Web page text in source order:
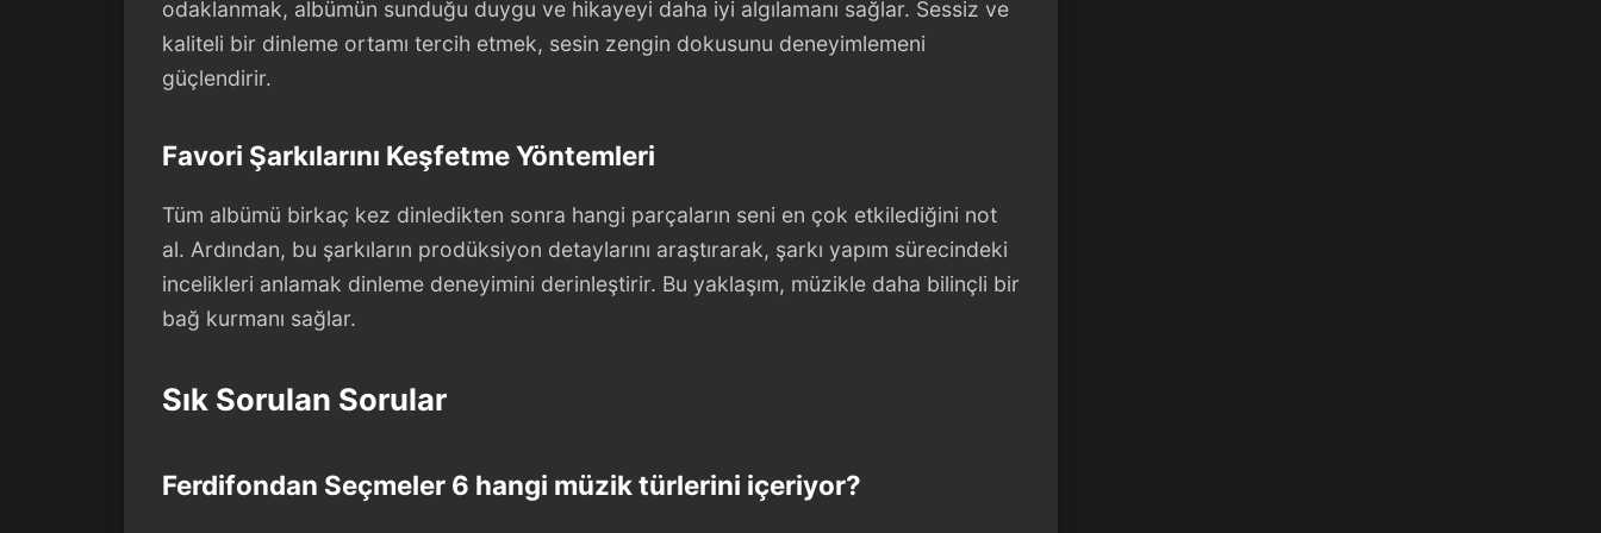
odaklanmak, albümün sunduğu duygu ve hikayeyi daha iyi algılamanı sağlar. Sessiz ve
kaliteli bir dinleme ortamı tercih etmek, sesin zengin dokusunu deneyimlemeni
güçlendirir.
Favori Şarkılarını Keşfetme Yöntemleri
Tüm albümü birkaç kez dinledikten sonra hangi parçaların seni en çok etkilediğini not
al. Ardından, bu şarkıların prodüksiyon detaylarını araştırarak, şarkı yapım sürecindeki
incelikleri anlamak dinleme deneyimini derinleştirir. Bu yaklaşım, müzikle daha bilinçli bir
bağ kurmanı sağlar.
Sık Sorulan Sorular
Ferdifondan Seçmeler 6 hangi müzik türlerini içeriyor?